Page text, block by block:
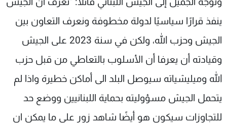
ينفذ قرارًا سياسيًا لدولة مخطوفة ونعرف التعاون بين
الجيش وحزب الله، ولكن في سنة 2023 على الجيش
وقيادته أن يعرفا أن الأسلوب بالتعاطي من قبل حزب
الله وميليشياته سيوصل البلد الى أماكن خطيرة واذا لم
يتحمل الجيش مسؤوليته بحماية اللبنانيين ووضع حد
للتجاوزات سيكون هو أيضًا شاهد زور على ما يمكن ان